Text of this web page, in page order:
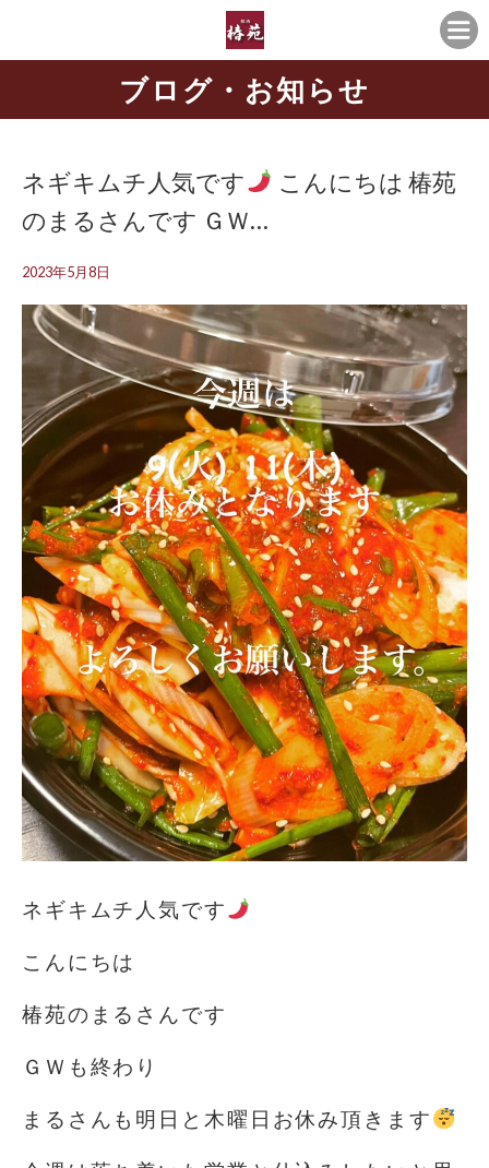
ブログ・お知らせ
ネギキムチ人気です こんにちは 椿苑
のまるさんです ＧＷ…
2023年5月8日
ネギキムチ人気です
こんにちは️
椿苑のまるさんです
ＧＷも終わり
まるさんも明日と木曜日お休み頂きます